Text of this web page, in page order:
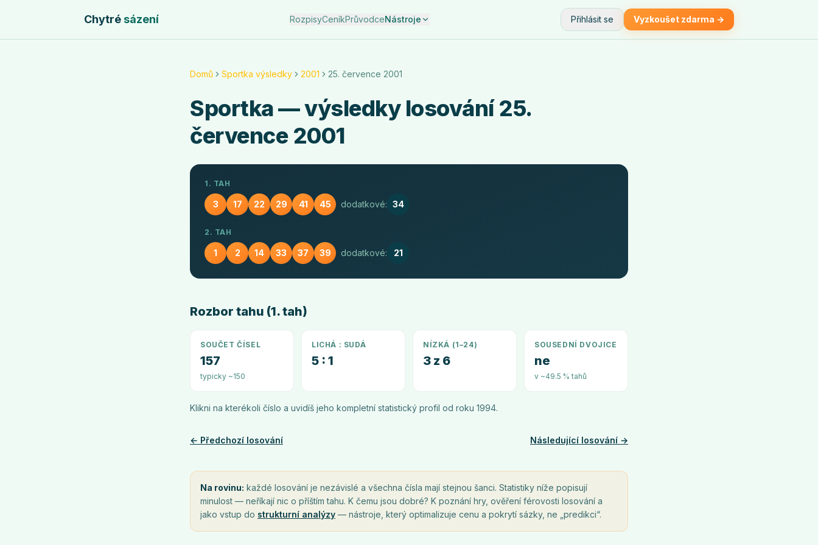
Chytrésázení RozpisyCeníkPrůvodceNástroje Přihlásit se Vyzkoušet zdarma →
Domů Sportka výsledky 2001 25. července 2001
Sportka— výsledky losování25.
července 2001
1. TAH
3 17 22 29 41 45 dodatkové: 34
2. TAH
1 2 14 33 37 39 dodatkové: 21
Rozbor tahu (1. tah)
SOUČET ČÍSEL
157
typicky ~150
LICHÁ : SUDÁ
5 : 1
NÍZKÁ (1–24)
3 z 6
SOUSEDNÍ DVOJICE
ne
v ~49.5 % tahů
Klikni na kterékoli číslo a uvidíš jeho kompletní statistický profil od roku 1994.
← Předchozí losování Následující losování →
Na rovinu: každé losování je nezávislé a všechna čísla mají stejnou šanci. Statistiky níže popisují
minulost — neříkají nic o příštím tahu. K čemu jsou dobré? K poznání hry, ověření férovosti losování a
jako vstup do strukturní analýzy — nástroje, který optimalizuje cenu a pokrytí sázky, ne „predikci“.